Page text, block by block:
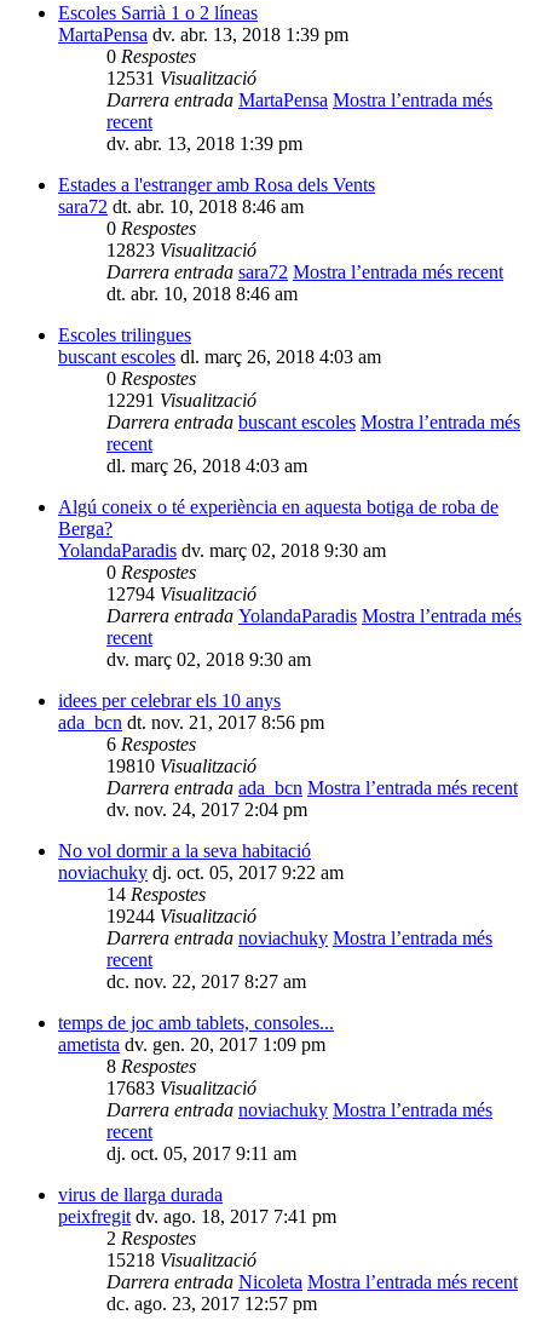
Escoles Sarrià 1 o 2 líneas
MartaPensa dv. abr. 13, 2018 1:39 pm
0 Respostes
12531 Visualització
Darrera entrada MartaPensa Mostra l’entrada més
recent
dv. abr. 13, 2018 1:39 pm
Estades a l'estranger amb Rosa dels Vents
sara72 dt. abr. 10, 2018 8:46 am
0 Respostes
12823 Visualització
Darrera entrada sara72 Mostra l’entrada més recent
dt. abr. 10, 2018 8:46 am
Escoles trilingues
buscant escoles dl. març 26, 2018 4:03 am
0 Respostes
12291 Visualització
Darrera entrada buscant escoles Mostra l’entrada més
recent
dl. març 26, 2018 4:03 am
Algú coneix o té experiència en aquesta botiga de roba de
Berga?
YolandaParadis dv. març 02, 2018 9:30 am
0 Respostes
12794 Visualització
Darrera entrada YolandaParadis Mostra l’entrada més
recent
dv. març 02, 2018 9:30 am
idees per celebrar els 10 anys
ada_bcn dt. nov. 21, 2017 8:56 pm
6 Respostes
19810 Visualització
Darrera entrada ada_bcn Mostra l’entrada més recent
dv. nov. 24, 2017 2:04 pm
No vol dormir a la seva habitació
noviachuky dj. oct. 05, 2017 9:22 am
14 Respostes
19244 Visualització
Darrera entrada noviachuky Mostra l’entrada més
recent
dc. nov. 22, 2017 8:27 am
temps de joc amb tablets, consoles...
ametista dv. gen. 20, 2017 1:09 pm
8 Respostes
17683 Visualització
Darrera entrada noviachuky Mostra l’entrada més
recent
dj. oct. 05, 2017 9:11 am
virus de llarga durada
peixfregit dv. ago. 18, 2017 7:41 pm
2 Respostes
15218 Visualització
Darrera entrada Nicoleta Mostra l’entrada més recent
dc. ago. 23, 2017 12:57 pm